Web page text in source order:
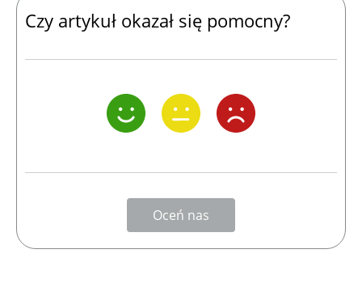
Czy artykuł okazał się pomocny?
Oceń nas